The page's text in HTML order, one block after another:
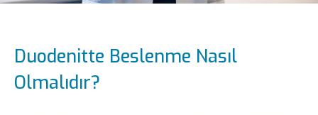
Duodenitte Beslenme Nasıl
Olmalıdır?